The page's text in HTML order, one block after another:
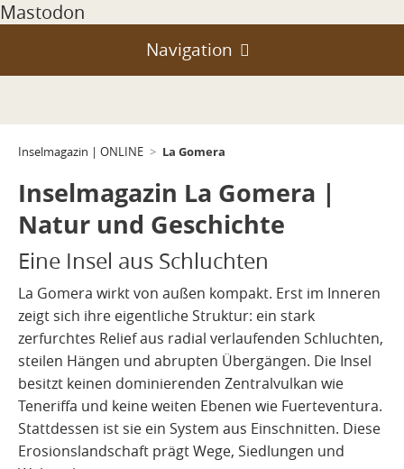
Mastodon
Navigation
Vulkanismus auf Teneriffa
Entstehung
Landschaft
Ausbrüche
Gegenwart
Quellen
Vulkanismus auf Gran Canaria
Vulkanismus auf La Palma
Vulkanismus auf Lanzarote
Vulkanismus auf Fuerteventura
Vulkanismus auf La Gomera
Vulkanismus auf El Hierro
Natur- und Schutzgebiete
Klein-Inseln & Felsen
Geschichte und Atlantikraum
Wirtschaft und Infrastruktur
Alltag und Orientierung
Kultur und Alltag
Teneriffa
La Palma
La Gomera
El Hierro
La Graciosa
Inselmagazin | ONLINE > La Gomera
Inselmagazin La Gomera |
Natur und Geschichte
Eine Insel aus Schluchten
La Gomera wirkt von außen kompakt. Erst im Inneren
zeigt sich ihre eigentliche Struktur: ein stark
zerfurchtes Relief aus radial verlaufenden Schluchten,
steilen Hängen und abrupten Übergängen. Die Insel
besitzt keinen dominierenden Zentralvulkan wie
Teneriffa und keine weiten Ebenen wie Fuerteventura.
Stattdessen ist sie ein System aus Einschnitten. Diese
Erosionslandschaft prägt Wege, Siedlungen und